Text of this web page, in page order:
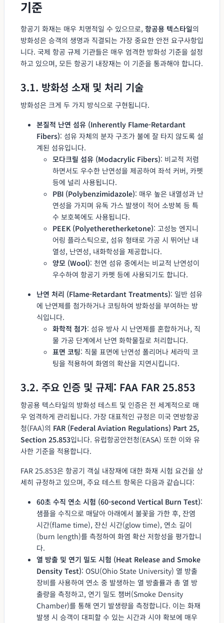
기준
항공기 화재는 매우 치명적일 수 있으므로, 항공용 텍스타일의
방화성은 승객의 생명과 직결되는 가장 중요한 안전 요구사항입
니다. 국제 항공 규제 기관들은 매우 엄격한 방화성 기준을 설정
하고 있으며, 모든 항공기 내장재는 이 기준을 통과해야 합니다.
3.1. 방화성 소재 및 처리 기술
방화성은 크게 두 가지 방식으로 구현됩니다.
본질적 난연 섬유 (Inherently Flame-Retardant
Fibers): 섬유 자체의 분자 구조가 불에 잘 타지 않도록 설
계된 섬유입니다.
모다크릴 섬유 (Modacrylic Fibers): 비교적 저렴
하면서도 우수한 난연성을 제공하여 좌석 커버, 카펫
등에 널리 사용됩니다.
PBI (Polybenzimidazole): 매우 높은 내열성과 난
연성을 가지며 유독 가스 발생이 적어 소방복 등 특
수 보호복에도 사용됩니다.
PEEK (Polyetheretherketone): 고성능 엔지니
어링 플라스틱으로, 섬유 형태로 가공 시 뛰어난 내
열성, 난연성, 내화학성을 제공합니다.
양모 (Wool): 천연 섬유 중에서는 비교적 난연성이
우수하여 항공기 카펫 등에 사용되기도 합니다.
난연 처리 (Flame-Retardant Treatments): 일반 섬유
에 난연제를 첨가하거나 코팅하여 방화성을 부여하는 방
식입니다.
화학적 첨가: 섬유 방사 시 난연제를 혼합하거나, 직
물 가공 단계에서 난연 화학물질로 처리합니다.
표면 코팅: 직물 표면에 난연성 폴리머나 세라믹 코
팅을 적용하여 화염의 확산을 지연시킵니다.
3.2. 주요 인증 및 규제: FAA FAR 25.853
항공용 텍스타일의 방화성 테스트 및 인증은 전 세계적으로 매
우 엄격하게 관리됩니다. 가장 대표적인 규정은 미국 연방항공
청(FAA)의 FAR (Federal Aviation Regulations) Part 25,
Section 25.853입니다. 유럽항공안전청(EASA) 또한 이와 유
사한 기준을 적용합니다.
FAR 25.853은 항공기 객실 내장재에 대한 화재 시험 요건을 상
세히 규정하고 있으며, 주요 테스트 항목은 다음과 같습니다:
60초 수직 연소 시험 (60-second Vertical Burn Test):
샘플을 수직으로 매달아 아래에서 불꽃을 가한 후, 잔염
시간(flame time), 잔신 시간(glow time), 연소 길이
(burn length)를 측정하여 화염 확산 저항성을 평가합니
다.
열 방출 및 연기 밀도 시험 (Heat Release and Smoke
Density Test): OSU(Ohio State University) 열 방출
장비를 사용하여 연소 중 발생하는 열 방출률과 총 열 방
출량을 측정하고, 연기 밀도 챔버(Smoke Density
Chamber)를 통해 연기 발생량을 측정합니다. 이는 화재
발생 시 승객이 대피할 수 있는 시간과 시야 확보에 매우